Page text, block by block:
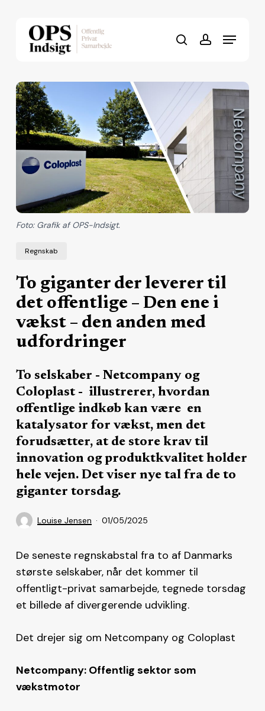
searchaccount
Menu
Regnskab
To giganter der leverer til
det offentlige – Den ene i
vækst – den anden med
udfordringer
To selskaber - Netcompany og
Coloplast - illustrerer, hvordan
offentlige indkøb kan være en
katalysator for vækst, men det
forudsætter, at de store krav til
innovation og produktkvalitet holder
hele vejen. Det viser nye tal fra de to
giganter torsdag.
Louise Jensen 01/05/2025
Foto: Grafik af OPS-Indsigt.
De seneste regnskabstal fra to af Danmarks
største selskaber, når det kommer til
offentligt-privat samarbejde, tegnede torsdag
et billede af divergerende udvikling.
Det drejer sig om Netcompany og Coloplast
Netcompany: Offentlig sektor som
vækstmotor
Close